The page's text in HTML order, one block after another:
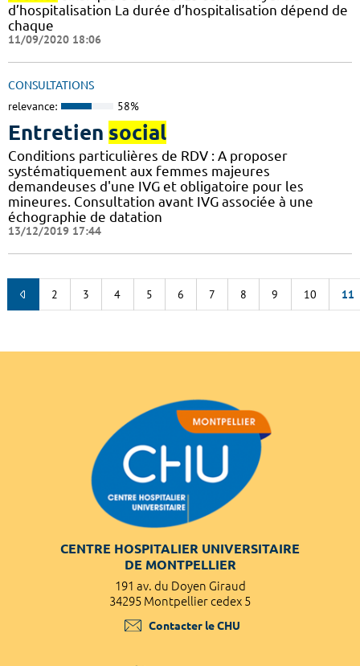
d’hospitalisation La durée d’hospitalisation dépend de
chaque
11/09/2020 18:06
CONSULTATIONS
relevance: 58%
Entretien social
Conditions particulières de RDV : A proposer
systématiquement aux femmes majeures
demandeuses d'une IVG et obligatoire pour les
mineures. Consultation avant IVG associée à une
échographie de datation
13/12/2019 17:44
2 3 4 5 6 7 8 9 10 11
CENTRE HOSPITALIER UNIVERSITAIRE
DE MONTPELLIER
191 av. du Doyen Giraud
34295 Montpellier cedex 5
Contacter le CHU